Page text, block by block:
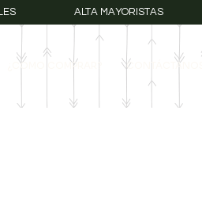
ALTA MAYORISTAS
¿COMO COMPRAR? CONTÁCTANOS